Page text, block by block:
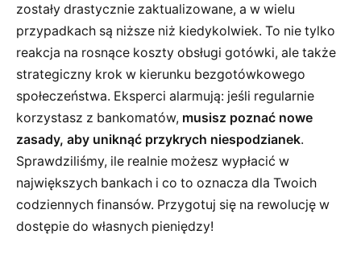
zostały drastycznie zaktualizowane, a w wielu
przypadkach są niższe niż kiedykolwiek. To nie tylko
reakcja na rosnące koszty obsługi gotówki, ale także
strategiczny krok w kierunku bezgotówkowego
społeczeństwa. Eksperci alarmują: jeśli regularnie
korzystasz z bankomatów, musisz poznać nowe
zasady, aby uniknąć przykrych niespodzianek.
Sprawdziliśmy, ile realnie możesz wypłacić w
największych bankach i co to oznacza dla Twoich
codziennych finansów. Przygotuj się na rewolucję w
dostępie do własnych pieniędzy!